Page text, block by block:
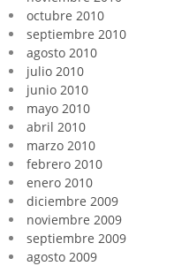
octubre 2010
septiembre 2010
agosto 2010
julio 2010
junio 2010
mayo 2010
abril 2010
marzo 2010
febrero 2010
enero 2010
diciembre 2009
noviembre 2009
septiembre 2009
agosto 2009